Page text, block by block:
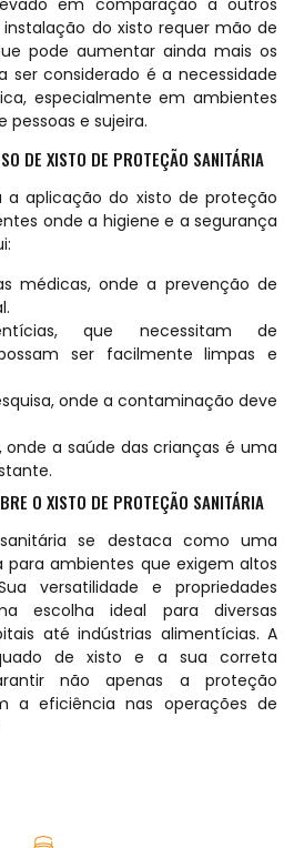
do xisto requer mão de
pode aumentar ainda mais os
ser considerado é a necessidade
especialmente em ambientes
e sujeira.
DE XISTO DE PROTEÇÃO SANITÁRIA
a aplicação do xisto de proteção
onde a higiene e a segurança
médicas, onde a prevenção de
que necessitam de
ser facilmente limpas e
onde a contaminação deve
onde a saúde das crianças é uma
O XISTO DE PROTEÇÃO SANITÁRIA
se destaca como uma
para ambientes que exigem altos
versatilidade e propriedades
escolha ideal para diversas
até indústrias alimentícias. A
de xisto e a sua correta
não apenas a proteção
a eficiência nas operações de